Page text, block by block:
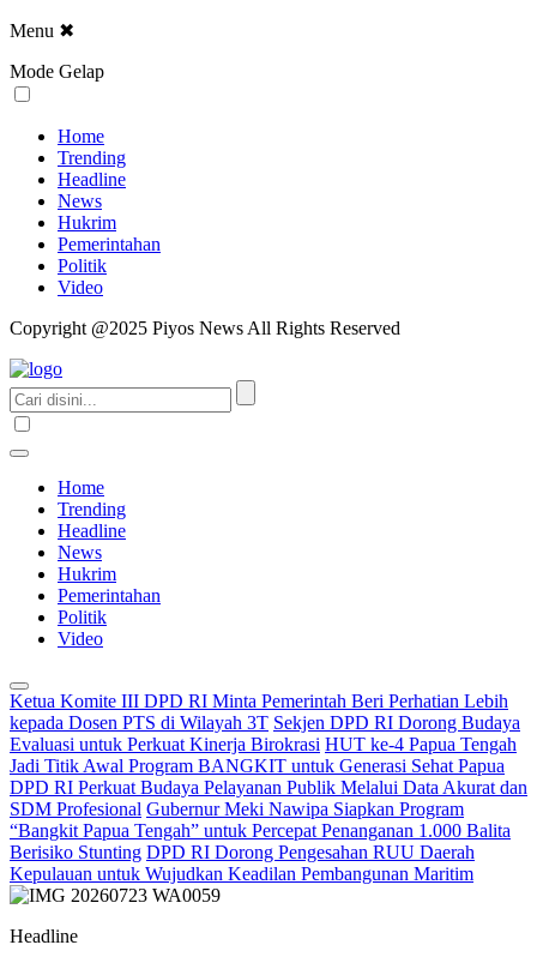
Menu ✖
Mode Gelap
Home
Trending
Headline
News
Hukrim
Pemerintahan
Politik
Video
Copyright @2025 Piyos News All Rights Reserved
Home
Trending
Headline
News
Hukrim
Pemerintahan
Politik
Video
Ketua Komite III DPD RI Minta Pemerintah Beri Perhatian Lebih
kepada Dosen PTS di Wilayah 3T Sekjen DPD RI Dorong Budaya
Evaluasi untuk Perkuat Kinerja Birokrasi HUT ke-4 Papua Tengah
Jadi Titik Awal Program BANGKIT untuk Generasi Sehat Papua
DPD RI Perkuat Budaya Pelayanan Publik Melalui Data Akurat dan
SDM Profesional Gubernur Meki Nawipa Siapkan Program
“Bangkit Papua Tengah” untuk Percepat Penanganan 1.000 Balita
Berisiko Stunting DPD RI Dorong Pengesahan RUU Daerah
Kepulauan untuk Wujudkan Keadilan Pembangunan Maritim
Headline